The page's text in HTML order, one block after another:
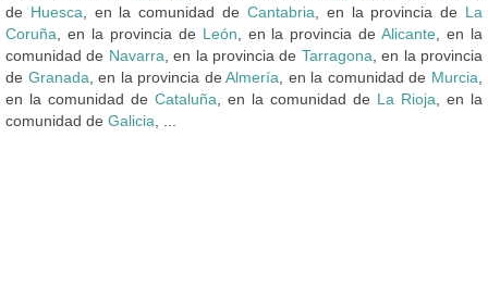
de Huesca , en la comunidad de Cantabria , en la provincia de La
Coruña , en la provincia de León , en la provincia deAlicante , en la
comunidad de Navarra , en la provincia de Tarragona , en la provincia
de Granada , en la provincia deAlmería , en la comunidad de Murcia
en la comunidad de Cataluña , en la comunidad de La Rioja , en la
comunidad de Galicia